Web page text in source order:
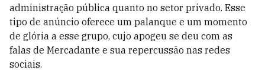
administração pública quanto no setor privado. Esse
tipo de anúncio oferece um palanque e um momento
de glória a esse grupo, cujo apogeu se deu com as
falas de Mercadante e sua repercussão nas redes
sociais.